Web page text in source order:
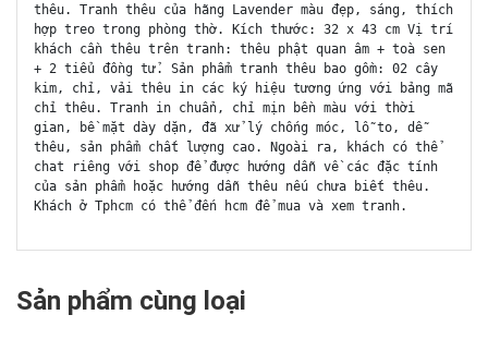
thêu. Tranh thêu của hãng Lavender màu đẹp, sáng, thích
hợp treo trong phòng thờ. Kích thước: 32 x 43 cm Vị trí
khách cần thêu trên tranh: thêu phật quan âm + toà sen
+ 2 tiểu đồng tử. Sản phẩm tranh thêu bao gồm: 02 cây
kim, chỉ, vải thêu in các ký hiệu tương ứng với bảng mã
chỉ thêu. Tranh in chuẩn, chỉ mịn bền màu với thời
gian, bề mặt dày dặn, đã xử lý chống móc, lỗ to, dễ
thêu, sản phẩm chất lượng cao. Ngoài ra, khách có thể
chat riêng với shop để được hướng dẫn về các đặc tính
của sản phẩm hoặc hướng dẫn thêu nếu chưa biết thêu.
Khách ở Tphcm có thể đến hcm để mua và xem tranh.
Sản phẩm cùng loại